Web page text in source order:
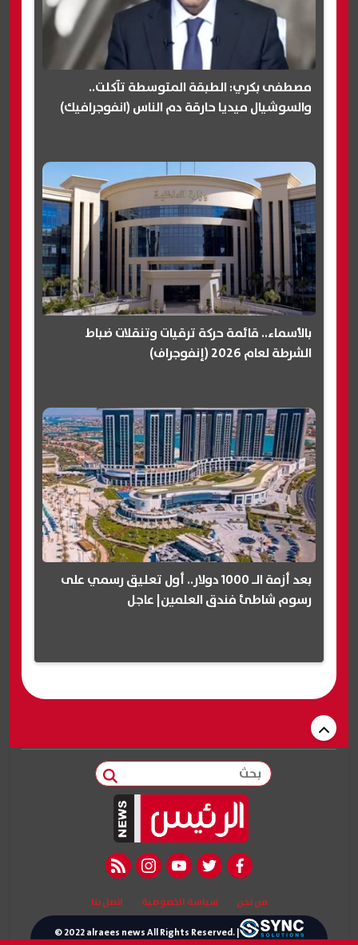
مصطفى بكري: الطبقة المتوسطة تآكلت..
والسوشيال ميديا حارقة دم الناس (انفوجرافيك)
بالأسماء.. قائمة حركة ترقيات وتنقلات ضباط
الشرطة لعام 2026 (إنفوجراف)
بعد أزمة الـ 1000 دولار.. أول تعليق رسمي على
رسوم شاطئ فندق العلمين| عاجل
بحث
facebook
twitter
youtube
instagram
rss feed
من نحن سياسة الخصوصية اتصل بنا
© 2022 alraees news All Rights Reserved. |